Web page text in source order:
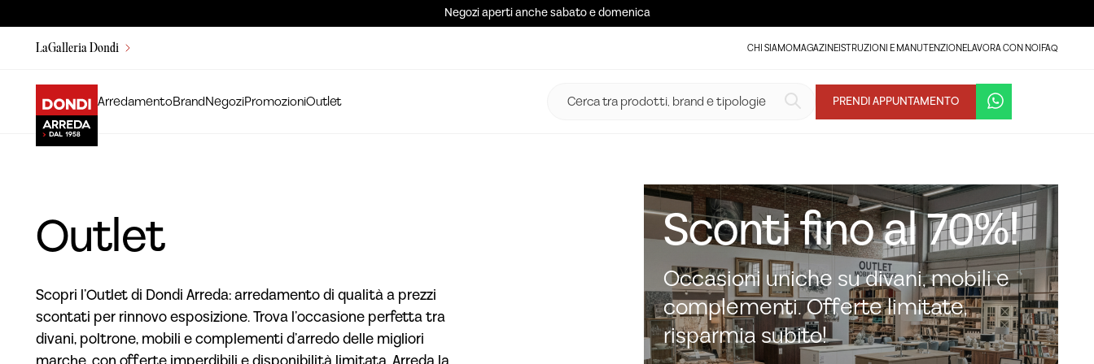
Negozi aperti anche sabato e domenica
LaGalleria Dondi CHI SIAMOMAGAZINEISTRUZIONI E MANUTENZIONELAVORA CON NOIFAQ
ArredamentoBrandNegoziPromozioniOutlet PRENDI APPUNTAMENTO
Outlet
Scopri l’Outlet di Dondi Arreda: arredamento di qualità a prezzi
scontati per rinnovo esposizione. Trova l’occasione perfetta tra
divani, poltrone, mobili e complementi d’arredo delle migliori
Sconti fino al 70%!
Occasioni uniche su divani, mobili e
complementi. Offerte limitate,
risparmia subito!